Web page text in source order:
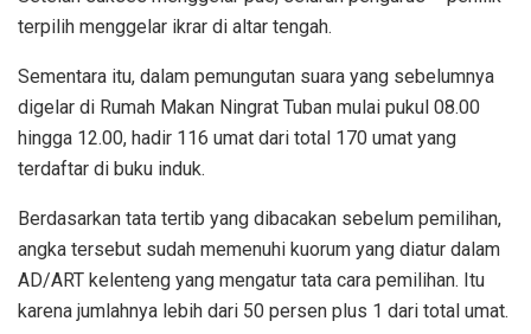
terpilih menggelar ikrar di altar tengah.
Sementara itu, dalam pemungutan suara yang sebelumnya
digelar di Rumah Makan Ningrat Tuban mulai pukul 08.00
hingga 12.00, hadir 116 umat dari total 170 umat yang
terdaftar di buku induk.
Berdasarkan tata tertib yang dibacakan sebelum pemilihan,
angka tersebut sudah memenuhi kuorum yang diatur dalam
AD/ART kelenteng yang mengatur tata cara pemilihan. Itu
karena jumlahnya lebih dari 50 persen plus 1 dari total umat.